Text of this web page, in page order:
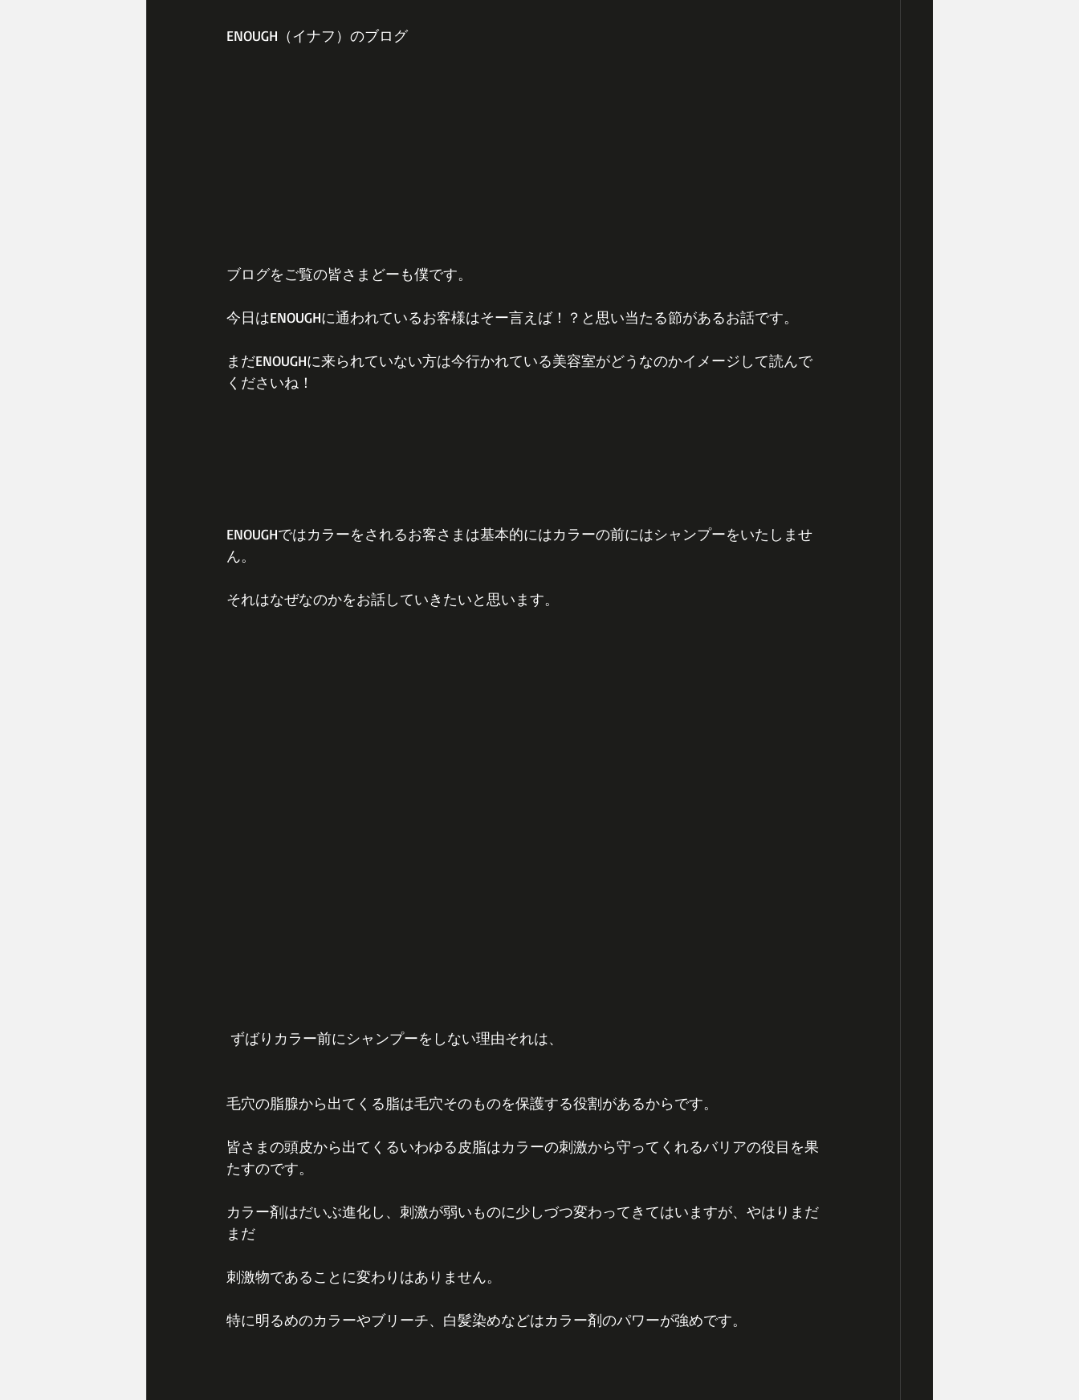
ENOUGH（イナフ）のブログ
ブログをご覧の皆さまどーも僕です。
今日はENOUGHに通われているお客様はそー言えば！？と思い当たる節があるお話です。
まだENOUGHに来られていない方は今行かれている美容室がどうなのかイメージして読んで
くださいね！
ENOUGHではカラーをされるお客さまは基本的にはカラーの前にはシャンプーをいたしませ
ん。
それはなぜなのかをお話していきたいと思います。
ずばりカラー前にシャンプーをしない理由それは、
毛穴の脂腺から出てくる脂は毛穴そのものを保護する役割があるからです。
皆さまの頭皮から出てくるいわゆる皮脂はカラーの刺激から守ってくれるバリアの役目を果
たすのです。
カラー剤はだいぶ進化し、刺激が弱いものに少しづつ変わってきてはいますが、やはりまだ
まだ
刺激物であることに変わりはありません。
特に明るめのカラーやブリーチ、白髪染めなどはカラー剤のパワーが強めです。